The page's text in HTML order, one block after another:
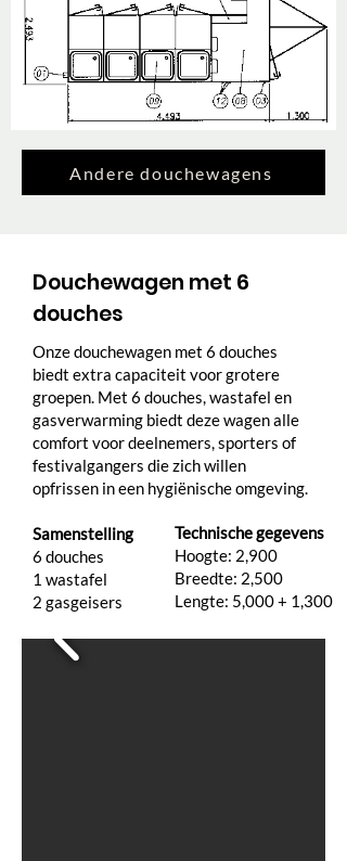
Andere douchewagens
Douchewagen met 6
douches
Onze douchewagen met 6 douches
biedt extra capaciteit voor grotere
groepen. Met 6 douches, wastafel en
gasverwarming biedt deze wagen alle
comfort voor deelnemers, sporters of
festivalgangers die zich willen
opfrissen in een hygiënische omgeving.
Samenstelling
6 douches
1 wastafel
2 gasgeisers
Technische gegevens
Hoogte: 2,900
Breedte: 2,500
Lengte: 5,000 + 1,300